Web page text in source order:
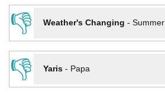
👎
Weather's Changing - Summer
👎
Yaris- Papa